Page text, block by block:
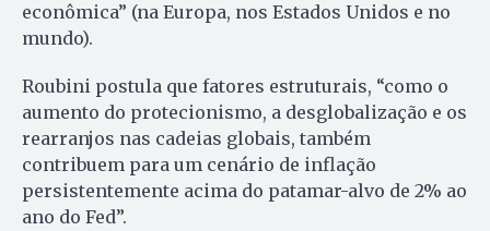
econômica” (na Europa, nos Estados Unidos e no
mundo).
Roubini postula que fatores estruturais, “como o
aumento do protecionismo, a desglobalização e os
rearranjos nas cadeias globais, também
contribuem para um cenário de inflação
persistentemente acima do patamar-alvo de 2% ao
ano do Fed”.